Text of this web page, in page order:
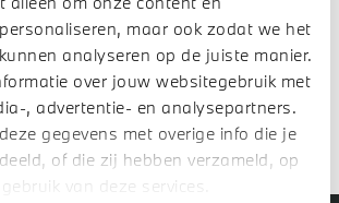
maar ook zodat we het
analyseren op de juiste manier.
over jouw websitegebruik met
, advertentie- en analysepartners.
gegevens met overige info die je
of die zij hebben verzameld, op
van deze services.